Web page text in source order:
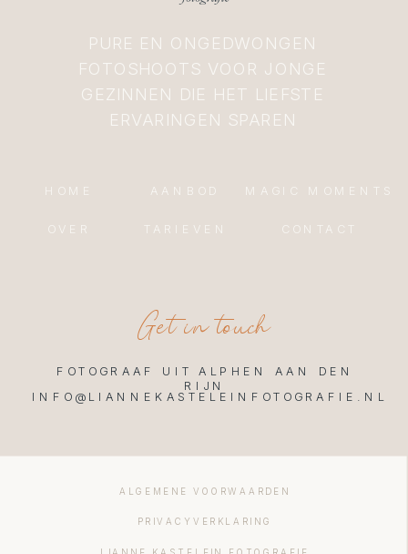
ALGEMENE VOORWAARDEN
INFO@LIANNEKASTELEINFOTOGRAFIE.NL
FOTOGRAAF UIT ALPHEN AAN DEN
RIJN
Get in touch
CONTACT
TARIEVEN
OVER
MAGIC MOMENTS
AANBOD
HOME
PURE EN ONGEDWONGEN
FOTOSHOOTS VOOR JONGE
GEZINNEN DIE HET LIEFSTE
ERVARINGEN SPAREN
PRIVACYVERKLARING